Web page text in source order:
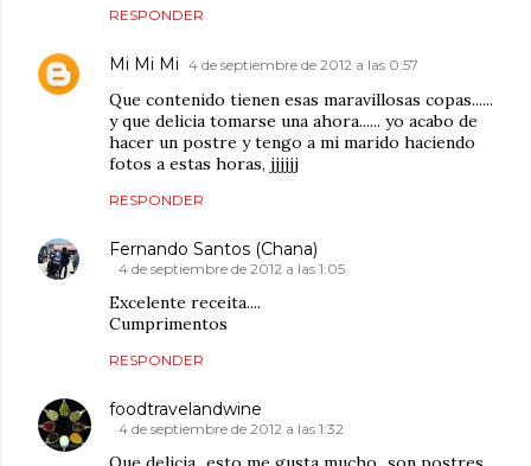
RESPONDER
Mi Mi Mi 4 de septiembre de 2012 a las 0:57
Que contenido tienen esas maravillosas copas......
y que delicia tomarse una ahora...... yo acabo de
hacer un postre y tengo a mi marido haciendo
fotos a estas horas, jjjjjj
RESPONDER
Fernando Santos (Chana)
4 de septiembre de 2012 a las 1:05
Excelente receita....
Cumprimentos
RESPONDER
foodtravelandwine
4 de septiembre de 2012 a las 1:32